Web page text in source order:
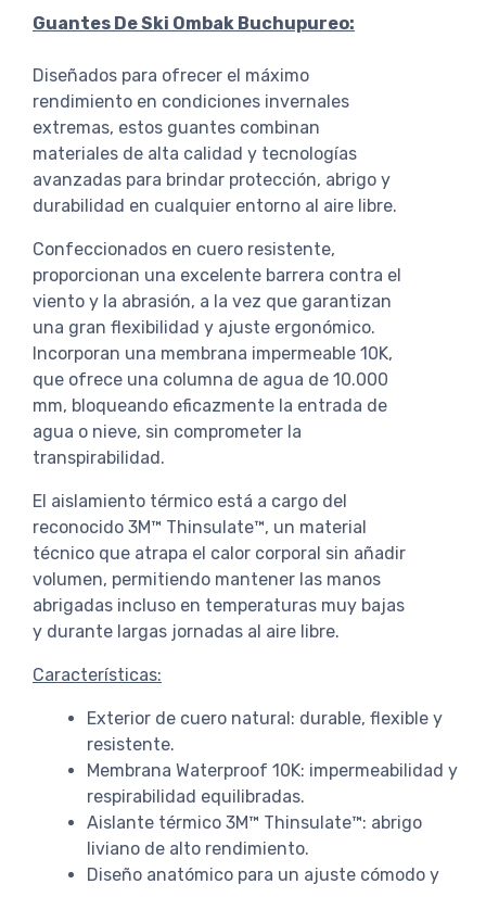
Guantes De Ski Ombak Buchupureo:
Diseñados para ofrecer el máximo
rendimiento en condiciones invernales
extremas, estos guantes combinan
materiales de alta calidad y tecnologías
avanzadas para brindar protección, abrigo y
durabilidad en cualquier entorno al aire libre.
Confeccionados en cuero resistente,
proporcionan una excelente barrera contra el
viento y la abrasión, a la vez que garantizan
una gran flexibilidad y ajuste ergonómico.
Incorporan una membrana impermeable 10K,
que ofrece una columna de agua de 10.000
mm, bloqueando eficazmente la entrada de
agua o nieve, sin comprometer la
transpirabilidad.
El aislamiento térmico está a cargo del
reconocido 3M™ Thinsulate™, un material
técnico que atrapa el calor corporal sin añadir
volumen, permitiendo mantener las manos
abrigadas incluso en temperaturas muy bajas
y durante largas jornadas al aire libre.
Características:
Exterior de cuero natural: durable, flexible y
resistente.
Membrana Waterproof 10K: impermeabilidad y
respirabilidad equilibradas.
Aislante térmico 3M™ Thinsulate™: abrigo
liviano de alto rendimiento.
Diseño anatómico para un ajuste cómodo y